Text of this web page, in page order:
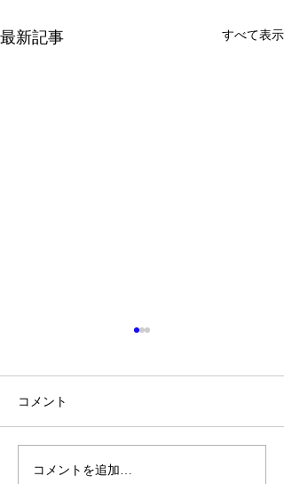
最新記事 すべて表示
ヒッチメンバー付きレン
コメント
コメントを追加…